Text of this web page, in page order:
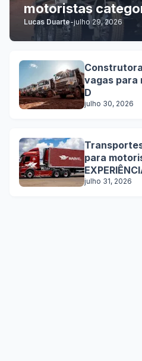
motoristas
Lucas Duarte-julho 29, 2026
vagas para
D
julho 30, 2026
para
julho 31, 2026